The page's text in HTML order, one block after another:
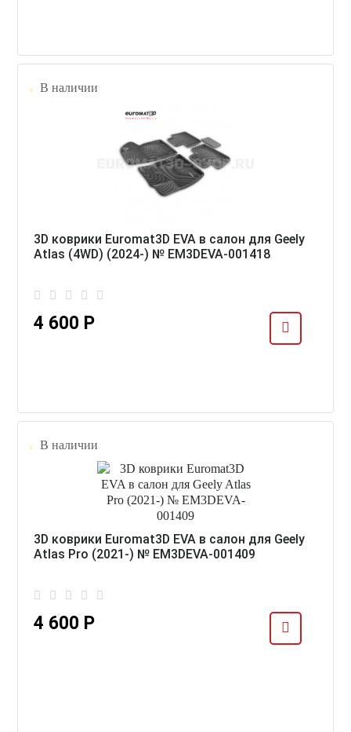
В наличии
3D коврики Euromat3D EVA в салон для Geely
Atlas (4WD) (2024-) № EM3DEVA-001418
4 600 Р
В наличии
3D коврики Euromat3D EVA в салон для Geely
Atlas Pro (2021-) № EM3DEVA-001409
4 600 Р